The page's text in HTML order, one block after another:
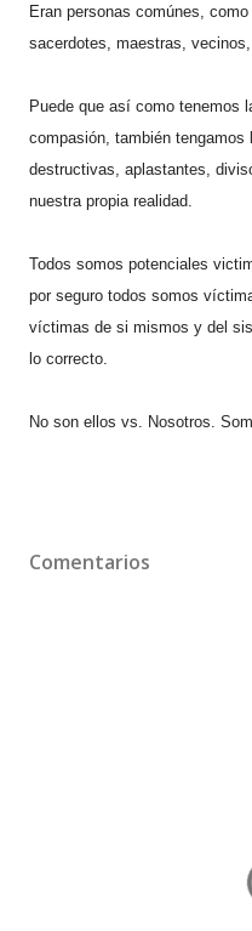
Eran personas comúnes,
sacerdotes, maestras,
Puede que así como tenemos
compasión, también tengamos
destructivas, aplastantes,
nuestra propia realidad.
Todos somos potenciales
por seguro todos somos
víctimas de si mismos y del
lo correcto.
No son ellos vs. Nosotros.
Comentarios